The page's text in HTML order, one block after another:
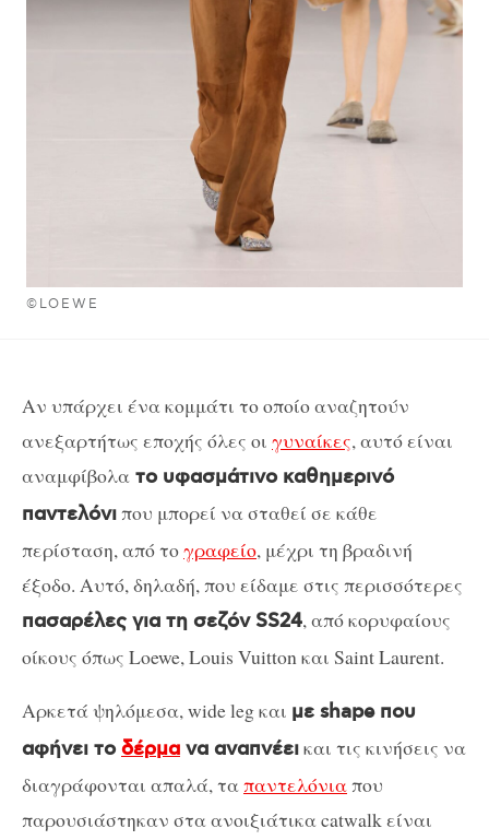
©LOEWE
Αν υπάρχει ένα κομμάτι το οποίο αναζητούν
ανεξαρτήτως εποχής όλες οι γυναίκες, αυτό είναι
αναμφίβολα το υφασμάτινο καθημερινό
παντελόνιπου μπορεί να σταθεί σε κάθε
περίσταση, από τογραφείο, μέχρι τη βραδινή
έξοδο. Αυτό, δηλαδή, που είδαμε στις περισσότερες
πασαρέλες για τη σεζόν SS24, από κορυφαίους
οίκους όπως Loewe, Louis Vuitton και Saint Laurent.
Αρκετά ψηλόμεσα, wide leg και με shape που
αφήνει τοδέρμα να αναπνέεικαι τις κινήσεις να
διαγράφονται απαλά, ταπαντελόνιαπου
παρουσιάστηκαν στα ανοιξιάτικα catwalk είναι